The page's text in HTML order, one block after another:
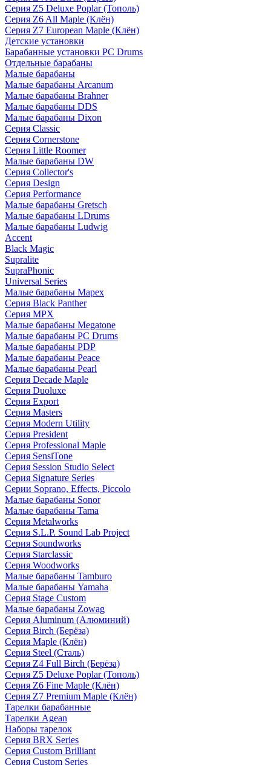
Серия Z5 Deluxe Poplar (Тополь)
Серия Z6 All Maple (Клён)
Серия Z7 European Maple (Клён)
Детские установки
Барабанные установки PC Drums
Отдельные барабаны
Малые барабаны
Малые барабаны Arcanum
Малые барабаны Brahner
Малые барабаны DDS
Малые барабаны Dixon
Серия Classic
Серия Cornerstone
Серия Little Roomer
Малые барабаны DW
Серия Collector's
Серия Design
Серия Performance
Малые барабаны Gretsch
Малые барабаны LDrums
Малые барабаны Ludwig
Accent
Black Magic
Supralite
SupraPhonic
Universal Series
Малые барабаны Mapex
Серия Black Panther
Серия MPX
Малые барабаны Megatone
Малые барабаны PC Drums
Малые барабаны PDP
Малые барабаны Peace
Малые барабаны Pearl
Серия Decade Maple
Серия Duoluxe
Серия Export
Серия Masters
Серия Modern Utility
Серия President
Серия Professional Maple
Серия SensiTone
Серия Session Studio Select
Серия Signature Series
Серии Soprano, Effects, Piccolo
Малые барабаны Sonor
Малые барабаны Tama
Серия Metalworks
Серия S.L.P. Sound Lab Project
Серия Soundworks
Серия Starclassic
Серия Woodworks
Малые барабаны Tamburo
Малые барабаны Yamaha
Серия Stage Custom
Малые барабаны Zowag
Серия Aluminum (Алюминий)
Серия Birch (Берёза)
Серия Maple (Клён)
Серия Steel (Сталь)
Серия Z4 Full Birch (Берёза)
Серия Z5 Deluxe Poplar (Тополь)
Серия Z6 Fine Maple (Клён)
Серия Z7 Premium Maple (Клён)
Тарелки барабанные
Тарелки Agean
Наборы тарелок
Серия BRX Series
Серия Custom Brilliant
Серия Custom Series